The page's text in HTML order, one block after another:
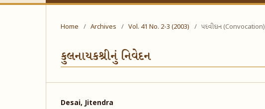
Home / Archives / Vol. 41 No. 2-3 (2003) / પદવીદાન (Convocation)
કુલનાયકશ્રીનું નિવેદન
Desai, Jitendra